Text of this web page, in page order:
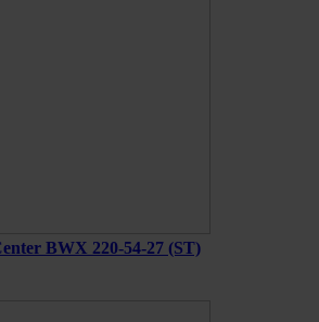
BWX 220-54-27 (ST)